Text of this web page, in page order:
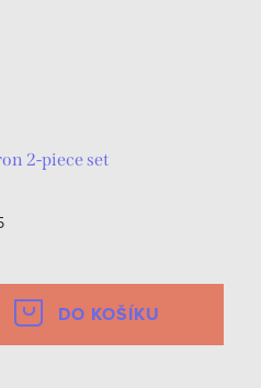
2-piece set
DO KOŠÍKU